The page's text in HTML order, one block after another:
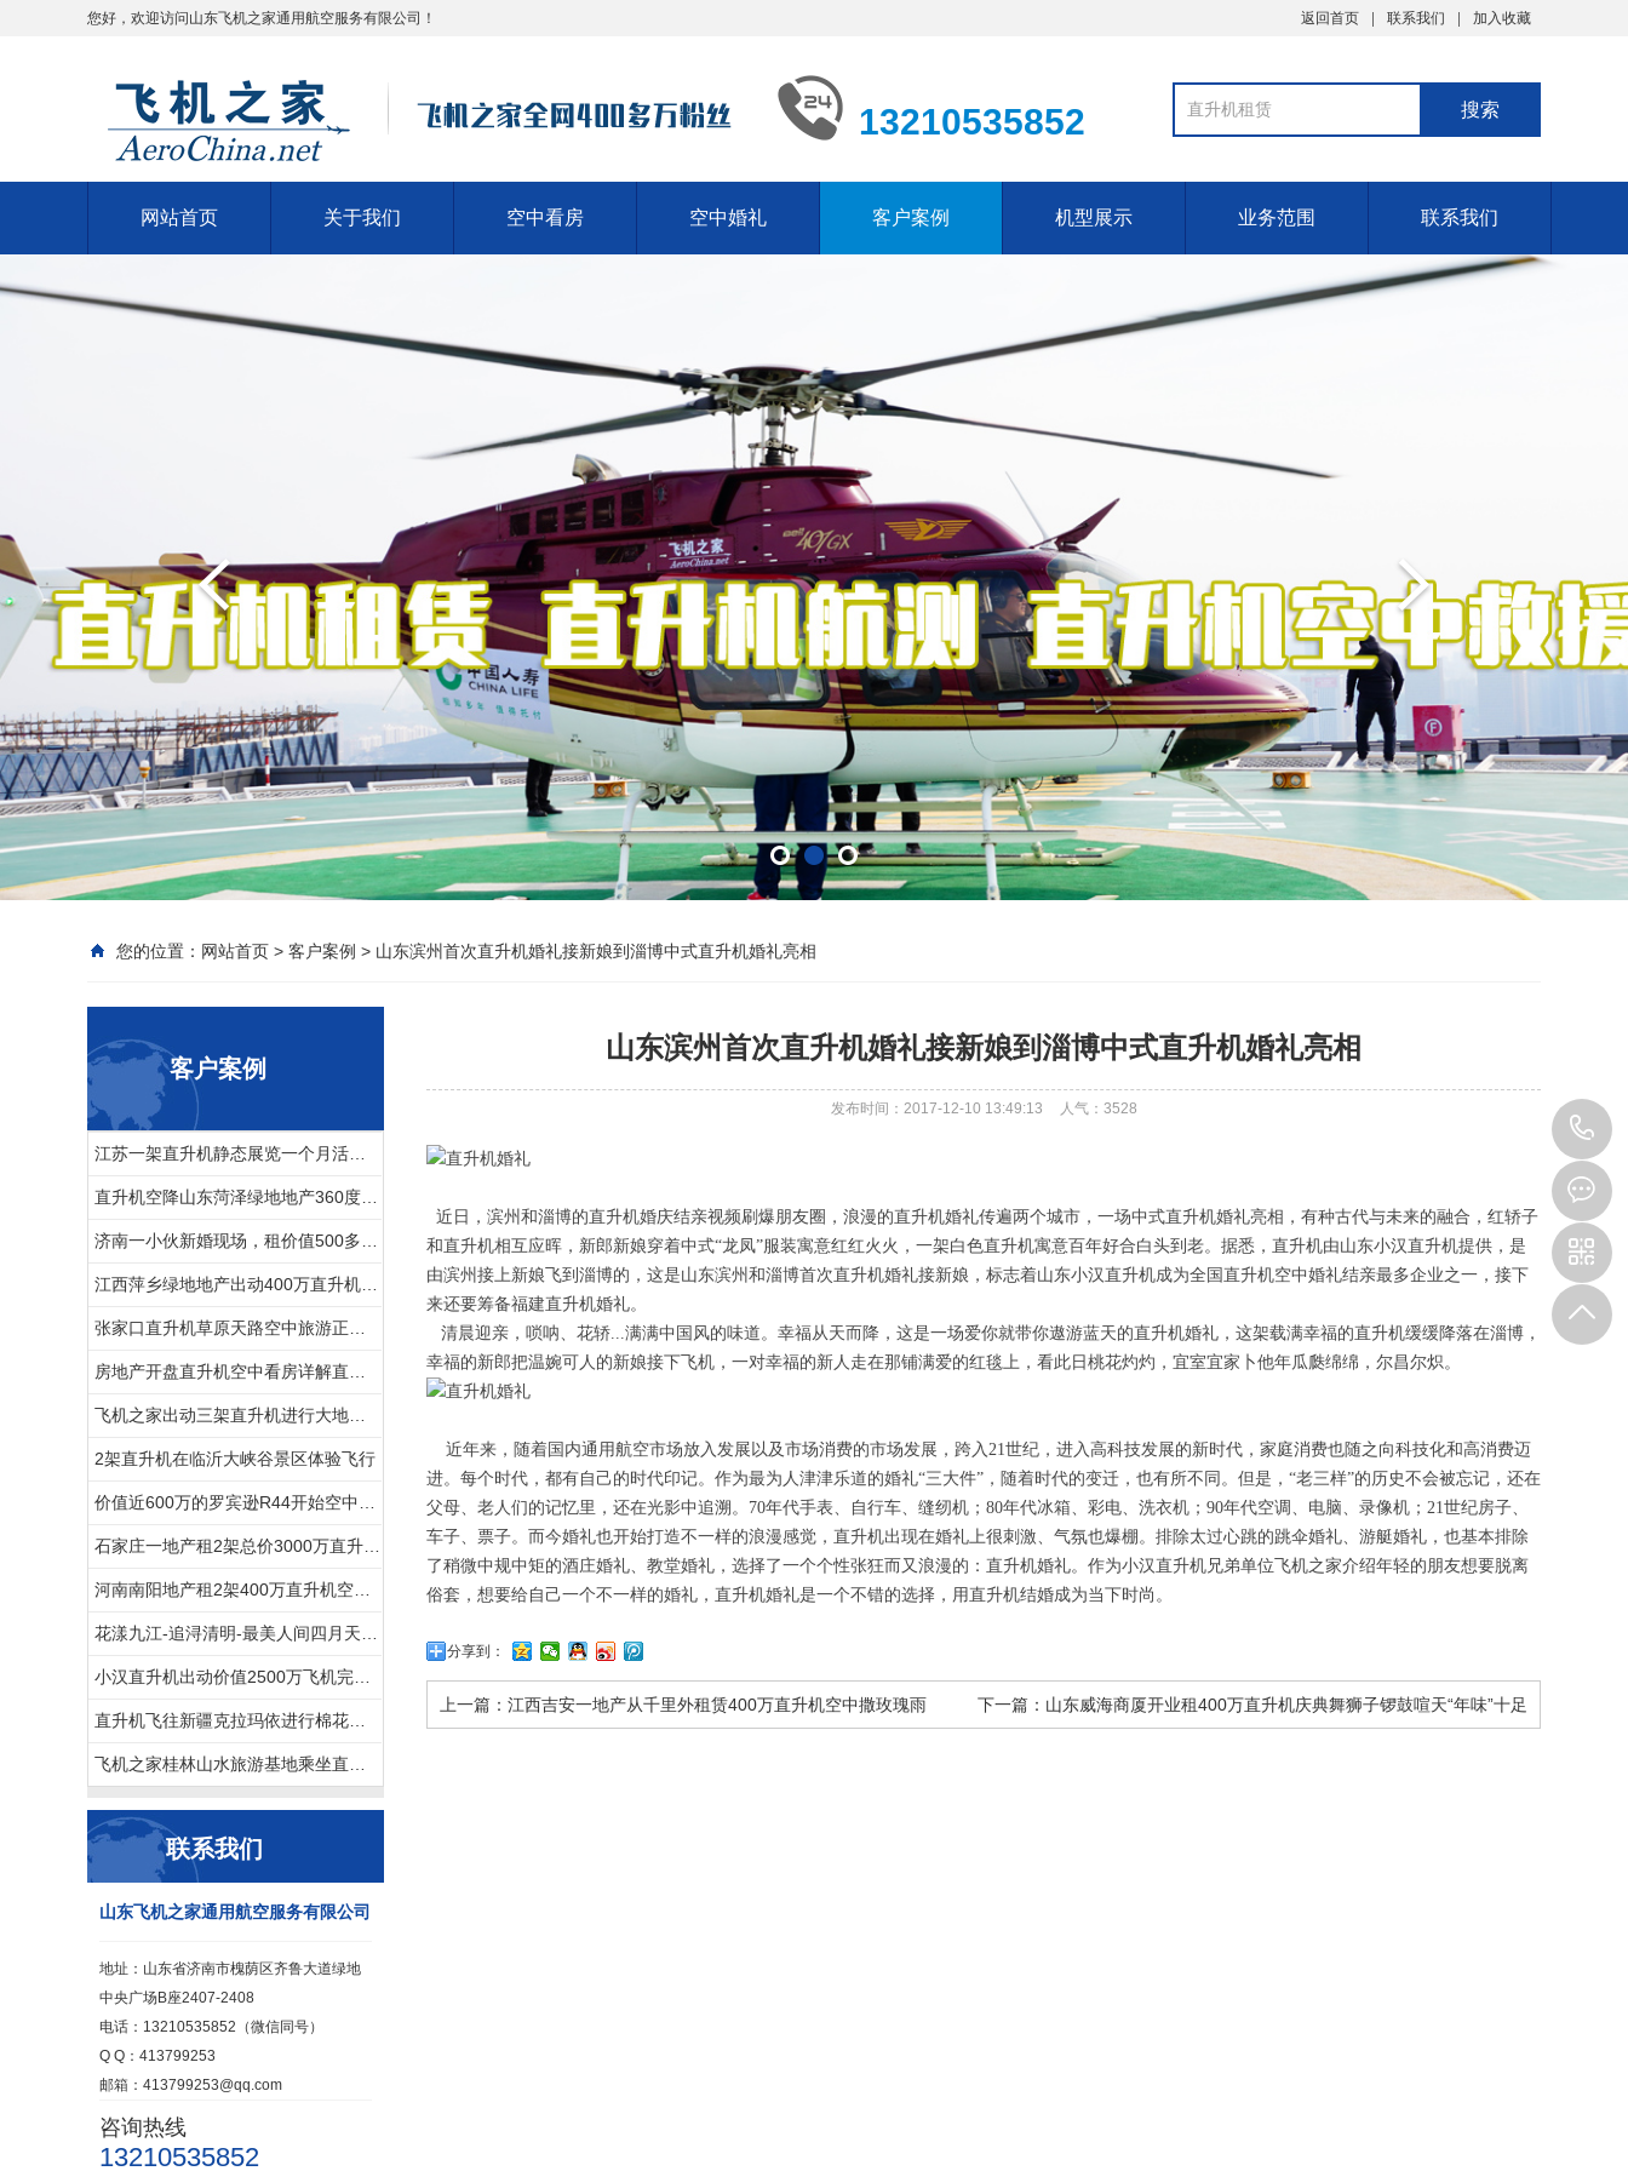
您好，欢迎访问山东飞机之家通用航空服务有限公司！ 返回首页 联系我们 加入收藏
13210535852
网站首页 关于我们 空中看房 空中婚礼 客户案例 机型展示 业务范围 联系我们
您的位置： 网站首页 > 客户案例 > 山东滨州首次直升机婚礼接新娘到淄博中式直升机婚礼亮相
客户案例
2架直升机在临沂大峡谷景区体验飞行
联系我们
山东飞机之家通用航空服务有限公司
地址：山东省济南市槐荫区齐鲁大道绿地
中央广场B座2407-2408
电话：13210535852（微信同号）
Q Q：413799253
邮箱：413799253@qq.com
咨询热线
13210535852
山东滨州首次直升机婚礼接新娘到淄博中式直升机婚礼亮相
发布时间：2017-12-10 13:49:13 人气： 3528
近日，滨州和淄博的直升机婚庆结亲视频刷爆朋友圈，浪漫的直升机婚礼传遍两个城市，一场中式直升机婚礼亮相，有种古代与未来的融合，红轿子
和直升机相互应晖，新郎新娘穿着中式“龙凤”服装寓意红红火火，一架白色直升机寓意百年好合白头到老。据悉，直升机由山东小汉直升机提供，是
由滨州接上新娘飞到淄博的，这是山东滨州和淄博首次直升机婚礼接新娘，标志着山东小汉直升机成为全国直升机空中婚礼结亲最多企业之一，接下
来还要筹备福建直升机婚礼。
清晨迎亲，唢呐、花轿...满满中国风的味道。幸福从天而降，这是一场爱你就带你遨游蓝天的直升机婚礼，这架载满幸福的直升机缓缓降落在淄博，
幸福的新郎把温婉可人的新娘接下飞机，一对幸福的新人走在那铺满爱的红毯上，看此日桃花灼灼，宜室宜家卜他年瓜瓞绵绵，尔昌尔炽。
近年来，随着国内通用航空市场放入发展以及市场消费的市场发展，跨入21世纪，进入高科技发展的新时代，家庭消费也随之向科技化和高消费迈
进。每个时代，都有自己的时代印记。作为最为人津津乐道的婚礼“三大件”，随着时代的变迁，也有所不同。但是，“老三样”的历史不会被忘记，还在
父母、老人们的记忆里，还在光影中追溯。70年代手表、自行车、缝纫机；80年代冰箱、彩电、洗衣机；90年代空调、电脑、录像机；21世纪房子、
车子、票子。而今婚礼也开始打造不一样的浪漫感觉，直升机出现在婚礼上很刺激、气氛也爆棚。排除太过心跳的跳伞婚礼、游艇婚礼，也基本排除
了稍微中规中矩的酒庄婚礼、教堂婚礼，选择了一个个性张狂而又浪漫的：直升机婚礼。作为小汉直升机兄弟单位飞机之家介绍年轻的朋友想要脱离
俗套，想要给自己一个不一样的婚礼，直升机婚礼是一个不错的选择，用直升机结婚成为当下时尚。
分享到：
上一篇： 江西吉安一地产从千里外租赁400万直升机空中撒玫瑰雨 下一篇： 山东威海商厦开业租400万直升机庆典舞狮子锣鼓喧天“年味”十足